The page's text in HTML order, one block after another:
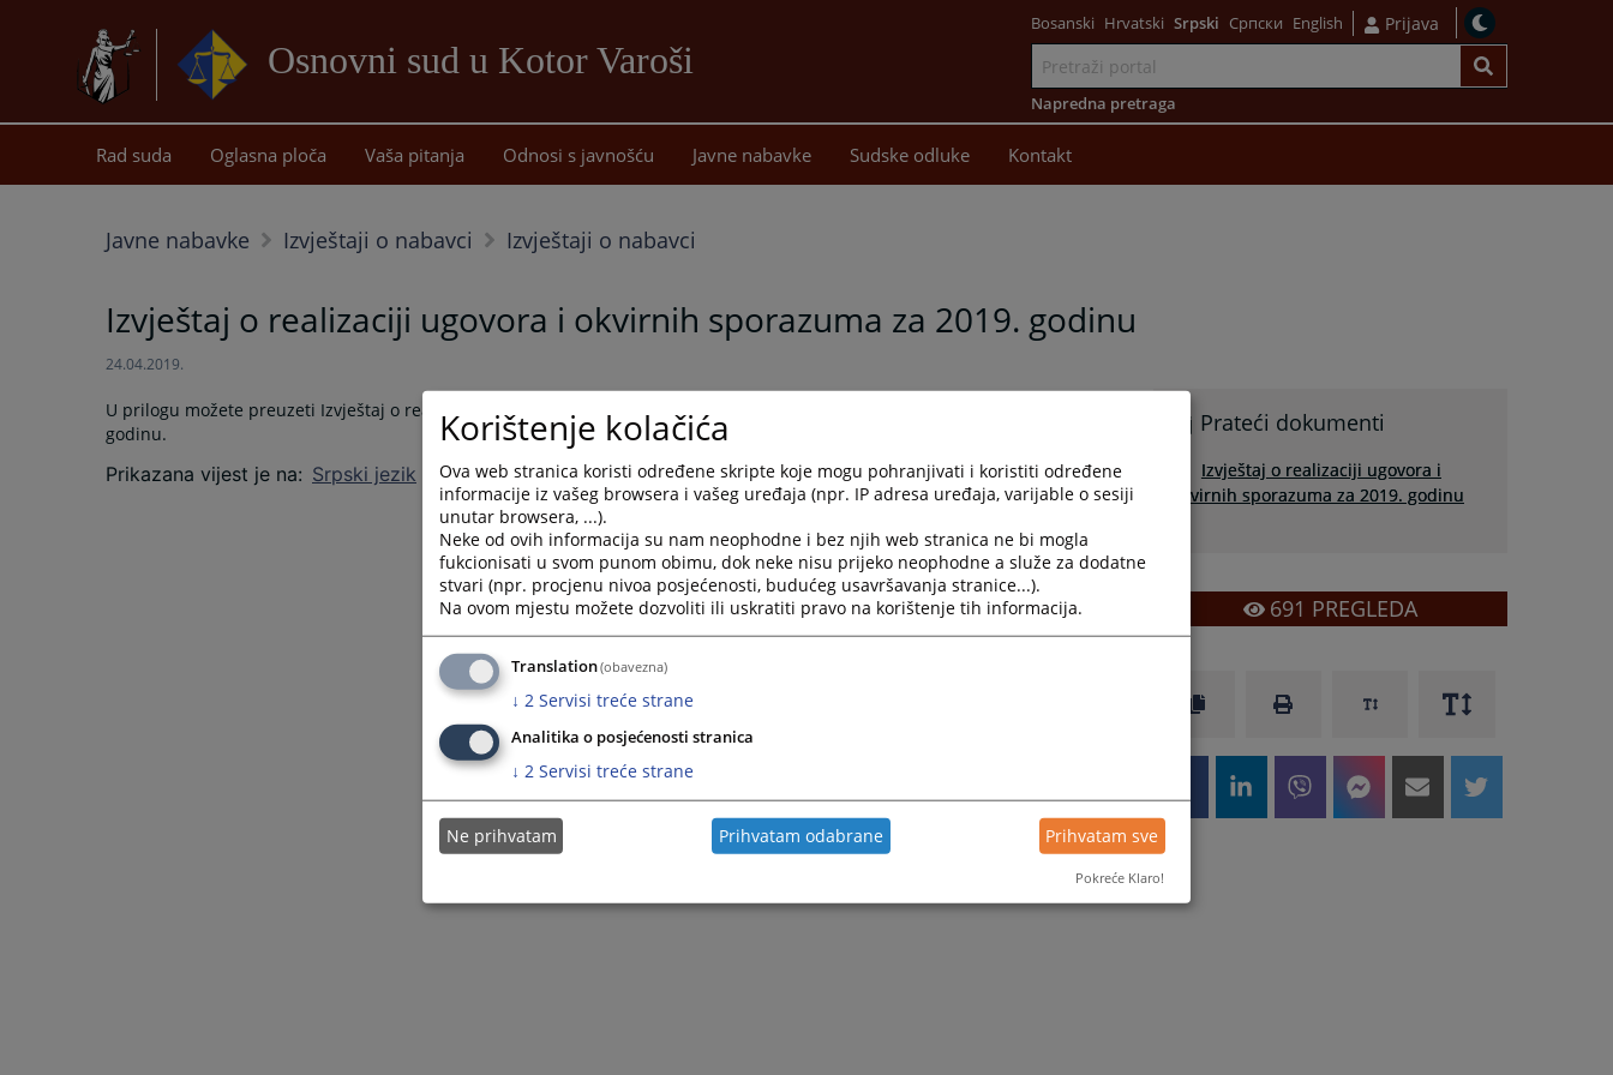
Osnovni sud u Kotor Varoši
sadržaj
Bosanski Hrvatski Srpski Српски English Prijava
Napredna pretraga
Rad suda Oglasna ploča Vaša pitanja Odnosi s javnošću Javne nabavke Sudske odluke Kontakt
Javne nabavke Izvještaji o nabavci Izvještaji o nabavci
Izvještaj o realizaciji ugovora i okvirnih sporazuma za 2019. godinu
24.04.2019.
U prilogu možete preuzeti Izvještaj o realizaciji ugovora i okvirnih sporazuma Osnovnog suda u Kotor Varošu za 2019.
godinu.
Prikazana vijest je na: Srpski jezik
Prateći dokumenti
Izvještaj o realizaciji ugovora i
okvirnih sporazuma za 2019. godinu
691 PREGLEDA
Korištenje kolačića
Ova web stranica koristi određene skripte koje mogu pohranjivati i koristiti određene
informacije iz vašeg browsera i vašeg uređaja (npr. IP adresa uređaja, varijable o sesiji
unutar browsera, ...).
Neke od ovih informacija su nam neophodne i bez njih web stranica ne bi mogla
fukcionisati u svom punom obimu, dok neke nisu prijeko neophodne a služe za dodatne
stvari (npr. procjenu nivoa posjećenosti, budućeg usavršavanja stranice...).
Na ovom mjestu možete dozvoliti ili uskratiti pravo na korištenje tih informacija.
Translation(obavezna)
↓ 2 Servisi treće strane
Analitika o posjećenosti stranica
↓ 2 Servisi treće strane
Ne prihvatam Prihvatam odabrane Prihvatam sve
Pokreće Klaro!